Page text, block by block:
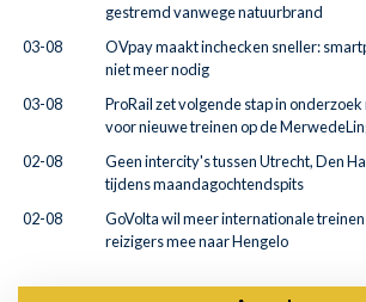
gestremd vanwege natuurbrand
03-08
OVpay maakt inchecken sneller:
niet meer nodig
03-08
ProRail zet volgende stap in
voor nieuwe treinen op de
02-08
Geen intercity's tussen Utrecht, Den
tijdens maandagochtendspits
02-08
GoVolta wil meer internationale
reizigers mee naar Hengelo